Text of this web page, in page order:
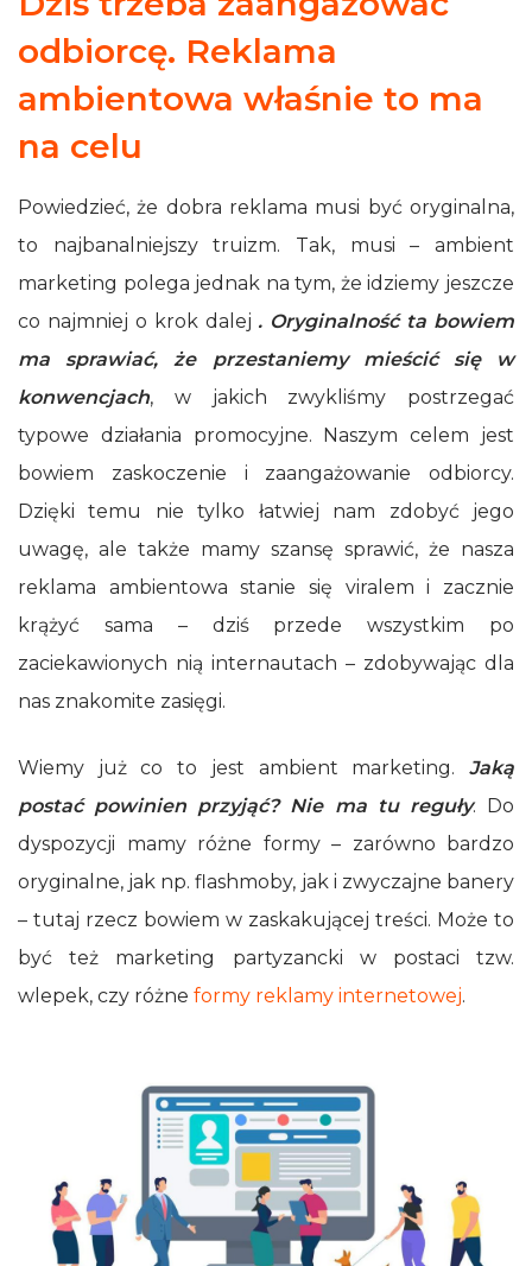
odbiorcę. Reklama
ambientowa właśnie to ma
na celu
Powiedzieć, że dobra reklama musi być oryginalna,
to najbanalniejszy truizm. Tak, musi – ambient
marketing polega jednak na tym, że idziemy jeszcze
co najmniej o krok dalej . Oryginalność ta bowiem
ma sprawiać, że przestaniemy mieścić się w
konwencjach, w jakich zwykliśmy postrzegać
typowe działania promocyjne. Naszym celem jest
bowiem zaskoczenie i zaangażowanie odbiorcy.
Dzięki temu nie tylko łatwiej nam zdobyć jego
uwagę, ale także mamy szansę sprawić, że nasza
reklama ambientowa stanie się viralem i zacznie
krążyć sama – dziś przede wszystkim po
zaciekawionych nią internautach – zdobywając dla
nas znakomite zasięgi.
Wiemy już co to jest ambient marketing. Jaką
postać powinien przyjąć? Nie ma tu reguły. Do
dyspozycji mamy różne formy – zarówno bardzo
oryginalne, jak np. flashmoby, jak i zwyczajne banery
– tutaj rzecz bowiem w zaskakującej treści. Może to
być też marketing partyzancki w postaci tzw.
wlepek, czy różne formy reklamy internetowej.